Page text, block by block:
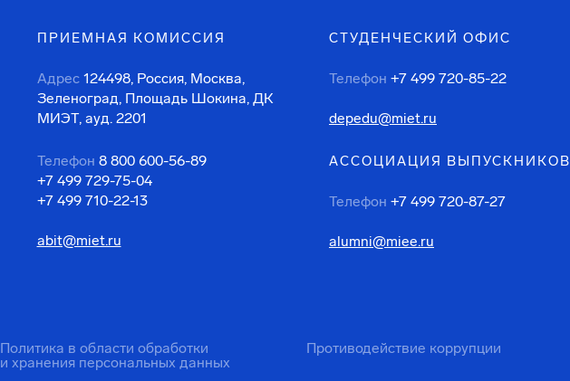
ПРИЕМНАЯ КОМИССИЯ
Адрес 124498, Россия, Москва,
Зеленоград, Площадь Шокина, ДК
МИЭТ, ауд. 2201
Телефон 8 800 600-56-89
+7 499 729-75-04
+7 499 710-22-13
abit@miet.ru
СТУДЕНЧЕСКИЙ ОФИС
Телефон +7 499 720-85-22
depedu@miet.ru
АССОЦИАЦИЯ ВЫПУСКНИКОВ
Телефон +7 499 720-87-27
alumni@miee.ru
Политика в области обработки
и хранения персональных данных
Противодействие коррупции